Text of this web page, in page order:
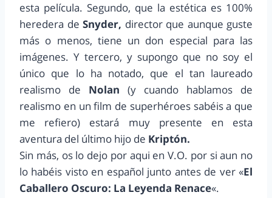
esta película. Segundo, que la estética es 100%
heredera de Snyder, director que aunque guste
más o menos, tiene un don especial para las
imágenes. Y tercero, y supongo que no soy el
único que lo ha notado, que el tan laureado
realismo de Nolan (y cuando hablamos de
realismo en un film de superhéroes sabéis a que
me refiero) estará muy presente en esta
aventura del último hijo de Kriptón.
Sin más, os lo dejo por aqui en V.O. por si aun no
lo habéis visto en español junto antes de ver «El
Caballero Oscuro: La Leyenda Renace«.